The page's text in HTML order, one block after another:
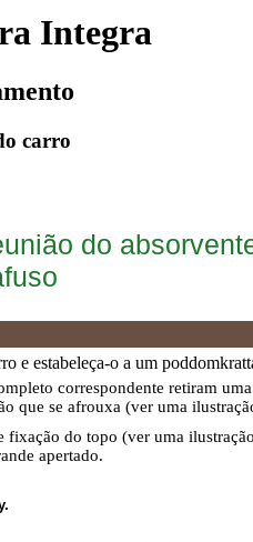
Integra
carro
do
e estabeleça-o a um
correspondente retiram
que se afrouxa (ver uma
fixação do topo (ver uma
apertado.